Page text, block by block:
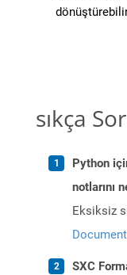
sıkça
Python
notlarını
Eksiksiz
SXC